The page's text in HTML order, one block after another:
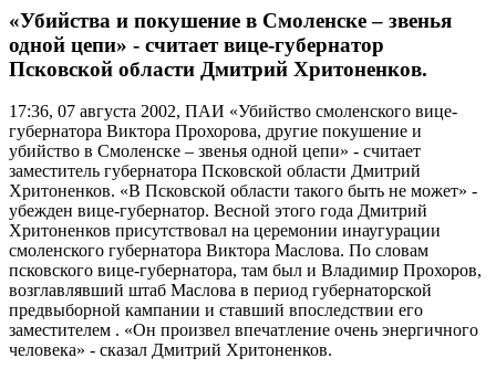
«Убийства и покушение в Смоленске – звенья
одной цепи» - считает вице-губернатор
Псковской области Дмитрий Хритоненков.
17:36, 07 августа 2002, ПАИ «Убийство смоленского вице-
губернатора Виктора Прохорова, другие покушение и
убийство в Смоленске – звенья одной цепи» - считает
заместитель губернатора Псковской области Дмитрий
Хритоненков. «В Псковской области такого быть не может» -
убежден вице-губернатор. Весной этого года Дмитрий
Хритоненков присутствовал на церемонии инаугурации
смоленского губернатора Виктора Маслова. По словам
псковского вице-губернатора, там был и Владимир Прохоров,
возглавлявший штаб Маслова в период губернаторской
предвыборной кампании и ставший впоследствии его
заместителем . «Он произвел впечатление очень энергичного
человека» - сказал Дмитрий Хритоненков.